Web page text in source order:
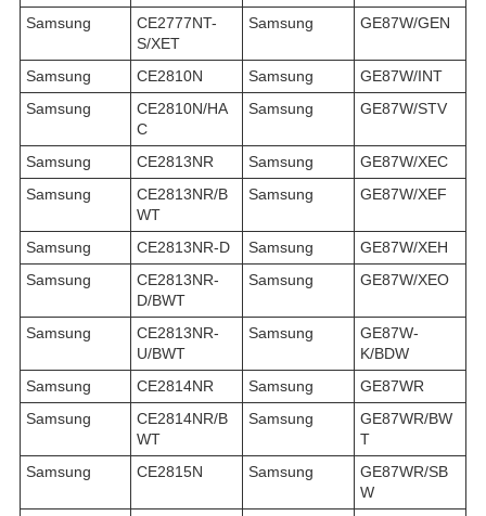
Samsung
CE2777NT-
S/XET
Samsung GE87W/GEN
Samsung CE2810N Samsung
GE87W/INT
Samsung
CE2810N/HA
C
Samsung GE87W/STV
Samsung CE2813NR Samsung
GE87W/XEC
Samsung
CE2813NR/B
WT
Samsung GE87W/XEF
Samsung CE2813NR-D Samsung
GE87W/XEH
Samsung
CE2813NR-
D/BWT
Samsung GE87W/XEO
Samsung
CE2813NR-
U/BWT
Samsung
GE87W-
K/BDW
Samsung
CE2814NR Samsung
GE87WR
Samsung
CE2814NR/B
WT
Samsung
GE87WR/BW
T
Samsung
CE2815N Samsung
GE87WR/SB
W